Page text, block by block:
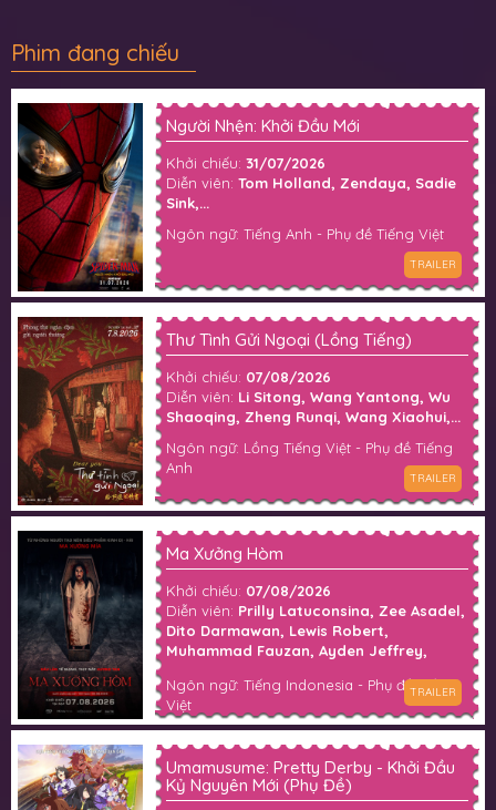
Phim đang chiếu
Người Nhện: Khởi Đầu Mới
Khởi chiếu: 31/07/2026
Diễn viên: Tom Holland, Zendaya, Sadie
Sink,...
Ngôn ngữ: Tiếng Anh - Phụ đề Tiếng Việt
TRAILER
Thư Tình Gửi Ngoại (Lồng Tiếng)
Khởi chiếu: 07/08/2026
Diễn viên: Li Sitong, Wang Yantong, Wu
Shaoqing, Zheng Runqi, Wang Xiaohui,...
Ngôn ngữ: Lồng Tiếng Việt - Phụ đề Tiếng
Anh
TRAILER
Ma Xưởng Hòm
Khởi chiếu: 07/08/2026
Diễn viên: Prilly Latuconsina, Zee Asadel,
Dito Darmawan, Lewis Robert,
Muhammad Fauzan, Ayden Jeffrey,
Anya Zen, Gilang Devialdy, Fajar Nugra,
Pritt Timothy, Matt White,...
Ngôn ngữ: Tiếng Indonesia - Phụ đề Tiếng
Việt
TRAILER
Umamusume: Pretty Derby - Khởi Đầu
Kỷ Nguyên Mới (Phụ Đề)